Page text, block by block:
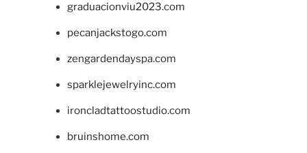
graduacionviu2023.com
pecanjackstogo.com
zengardendayspa.com
sparklejewelryinc.com
ironcladtattoostudio.com
bruinshome.com